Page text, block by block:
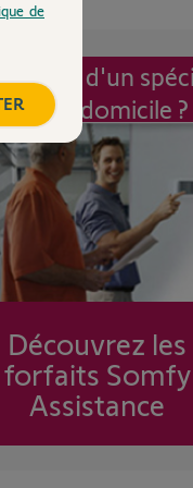
d'un
à mon domicile ?
Découvrez les
forfaits Somfy
Assistance
de